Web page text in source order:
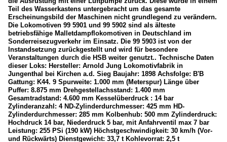
Teil des Wasserkastens untergebracht um das gesamte
Erscheinungsbild der Maschinen nicht grundlegend zu verändern.
Die Lokomotiven 99 5901 und 99 5902 sind als älteste
betriebsfähige Malletdampflokomotiven in Deutschland im
Sonderreisezugverkehr im Einsatz. Die 99 5903 ist von der
Instandsetzung zurückgestellt und wird für besondere
Veranstaltungen durch die HSB weiter genutzt.. Technische Daten
dieser Loks: Hersteller: Arnold Jung Lokomotivfabrik in
Jungenthal bei Kirchen a.d. Sieg Baujahr: 1898 Achsfolge: B'B
Gattung: K44. 9 Spurweite: 1.000 mm (Meterspur) Länge über
Puffer: 8.875 mm Drehgestellachsstand: 1.400 mm
Gesamtradstand: 4.600 mm Kesselüberdruck : 14 bar
Zylinderanzahl: 4 ND-Zylinderdurchmesser: 425 mm HD-
Zylinderdurchmesser: 285 mm Kolbenhub: 500 mm Zylinderdruck:
Hochdruck 14 bar, Niederdruck 5 bar, mit Anfahrventil max 7 bar
Leistung: 255 PSi (190 kW) Höchstgeschwindigkeit: 30 km/h (Vor-
und Rückwärts) Dienstgewicht: 33,7 t Kohlevorrat: 2,5 t